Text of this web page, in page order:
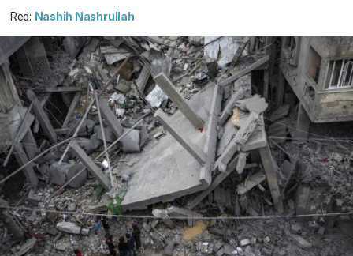
Red: Nashih Nashrullah